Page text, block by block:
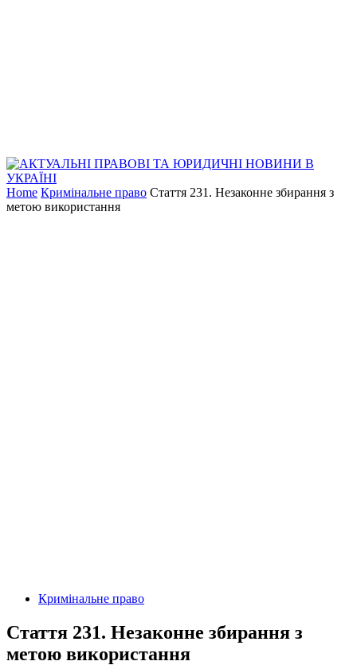
Home Кримінальне право Стаття 231. Незаконне збирання з
метою використання
Кримінальне право
Стаття 231. Незаконне збирання з
метою використання